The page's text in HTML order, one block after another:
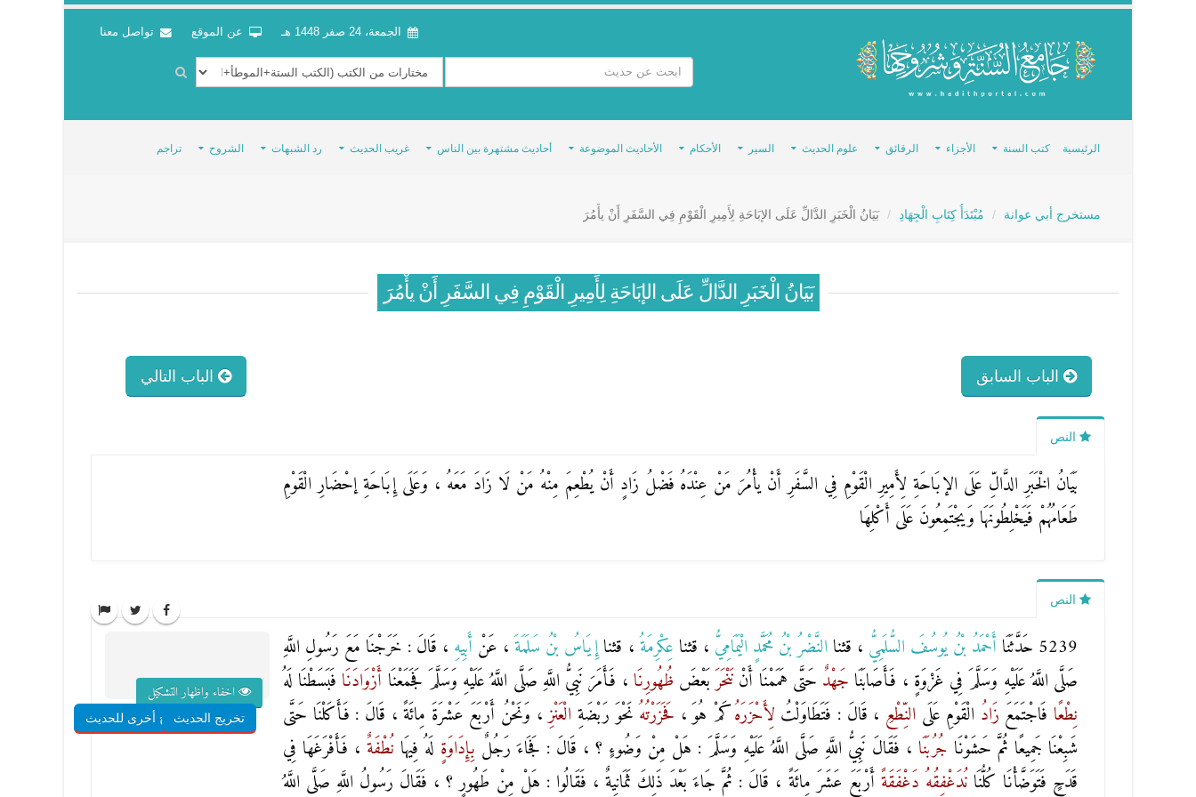
الجمعة، 24 صفر 1448 هـ عن الموقع تواصل معنا
الرئيسية كتب السنة الأجزاء الرقائق علوم الحديث السير الأحكام الأحاديث الموضوعة أحاديث مشتهرة بين الناس غريب الحديث رد الشبهات الشروح تراجم
مستخرج أبي عوانة مُبْتَدَأُ كِتَابِ الْجِهَادِ بَيَانُ الْخَبَرِ الدَّالِّ عَلَى الإبَاحَةِ لِأَمِيرِ الْقَوْمِ فِي السَّفَرِ أَنْ يأْمُرَ
بَيَانُ الْخَبَرِ الدَّالِّ عَلَى الإبَاحَةِ لِأَمِيرِ الْقَوْمِ فِي السَّفَرِ أَنْ يأْمُرَ
الباب السابق الباب التالي
النص
بَيَانُ الْخَبَرِ الدَّالِّ عَلَى الإبَاحَةِ لِأَمِيرِ الْقَوْمِ فِي السَّفَرِ أَنْ يأْمُرَ مَنْ عِنْدَهُ فَضْلُ زَادٍ أَنْ يُطْعِمَ مِنْهُ مَنْ لَا زَادَ مَعَهُ ، وَعَلَى إِبَاحَةِ إحْضَارِ الْقَوْمِ
طَعَامُهُمْ فَيَخْلِطُونَهَا وَيجْتَمِعُونَ عَلَى أَكْلِهَا
النص
5239 حَدَّثَنَا أَحْمَدُ بْنُ يُوسُفَ السُّلَمِيُّ ، قثنا النَّضْرُ بْنُ مُحَمَّدٍ الْيَمَامِيُّ ، قثنا عِكْرِمَةُ ، قثناإِيَاسُ بْنُ سَلَمَةَ ، عَنْ أَبِيهِ ، قَالَ : خَرَجْنَا مَعَ رَسُولِ اللَّهِ
صَلَّى اللَّهُ عَلَيْهِ وَسَلَّمَ فِي غَزْوَةٍ ، فَأَصَابَنَا جَهْدٌ حَتَّى هَمَمْنَا أَنْ نَنْحَرَبَعْضَ ظُهُورِنَا ، فَأَمَرَ نَبِيُّ اللَّهِ صَلَّى اللَّهُ عَلَيْهِ وَسَلَّمَ فَجَمَعْنَا أَزْوَادَنَا فَبَسَطْنَا لَهُ
نِطْعًا فَاجْتَمَعَ زَادُ الْقَوْمِ عَلَى النِّطْعِ ، قَالَ : فَتَطَاوَلْتُ لِأَحْزَرَهُكَمْ هُوَ ، فَحَزَرْتُهُ نَحْوَ رَبْضَةِ الْعَنْزِ، وَنَحْنُ أَرْبَعَ عَشْرَةَ مِائَةً ، قَالَ : فَأَكَلْنَا حَتَّى
شَبِعْنَا جَمِيعًا ثُمَّ حَشَوْنَا جُرُبَنَا ، فَقَالَ نَبِيُّ اللَّهِ صَلَّى اللَّهُ عَلَيْهِ وَسَلَّمَ : هَلْ مِنْ وَضُوءٍ ؟ ، قَالَ : فَجَاءَ رَجُلٌ بِإِدَاوَةٍ لَهُ فِيهَا نُطْفَةٌ ، فَأَفْرَغَهَا فِي
قَدَحٍ فَتَوَضَّأْنَا كُلُّنَانُدَغْفِقُهُ دَغْفَقَةً أَرْبَعَ عَشَرَ مِائَةً ، قَالَ : ثُمَّ جَاءَ بَعْدَ ذَلِكَ ثَمَانِيةٌ ، فَقَالُوا : هَلْ مِنْ طَهُورٍ ؟ ، فَقَالَ رَسُولُ اللَّهِ صَلَّى اللَّهُ
اخفاء واظهار التشكيل
تخريج الحديثشروح أخرى للحديث